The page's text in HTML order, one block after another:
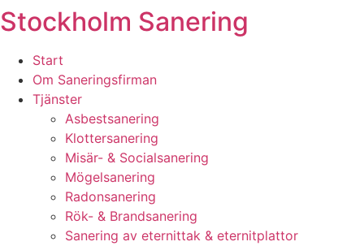
Skip
to
content
Stockholm Sanering
Start
Om Saneringsfirman
Tjänster
Asbestsanering
Klottersanering
Misär- & Socialsanering
Mögelsanering
Radonsanering
Rök- & Brandsanering
Sanering av eternittak & eternitplattor